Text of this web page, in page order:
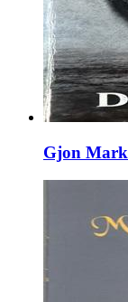
Gjon